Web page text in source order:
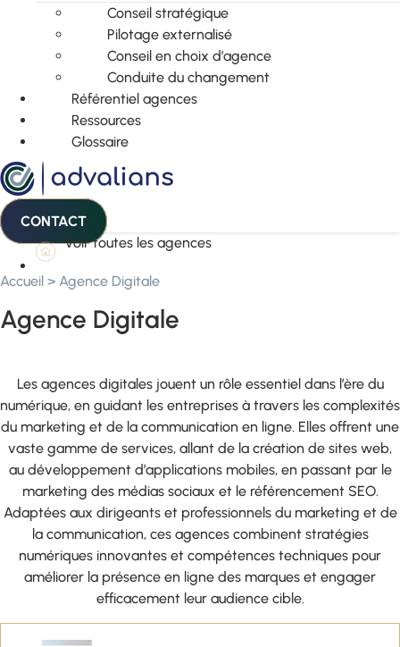
Conseil stratégique
Pilotage externalisé
Conseil en choix d’agence
Conduite du changement
Référentiel agences
Ressources
Glossaire
CONTACT
Voir toutes les agences
Accueil > Agence Digitale
Agence Digitale
Les agences digitales jouent un rôle essentiel dans l’ère du
numérique, en guidant les entreprises à travers les complexités
du marketing et de la communication en ligne. Elles offrent une
vaste gamme de services, allant de la création de sites web,
au développement d’applications mobiles, en passant par le
marketing des médias sociaux et le référencement SEO.
Adaptées aux dirigeants et professionnels du marketing et de
la communication, ces agences combinent stratégies
numériques innovantes et compétences techniques pour
améliorer la présence en ligne des marques et engager
efficacement leur audience cible.